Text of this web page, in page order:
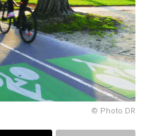
© Photo DR